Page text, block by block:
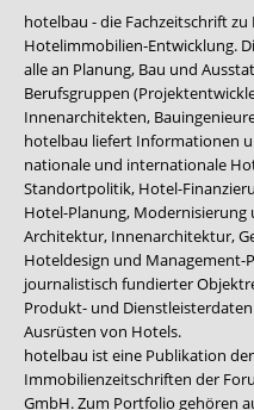
hotelbau - die Fachzeitschrift
Hotelimmobilien-Entwicklung.
alle an Planung, Bau und
Berufsgruppen
Innenarchitekten,
hotelbau liefert Informationen
nationale und internationale
Standortpolitik, Hotel-
Hotel-Planung,
Architektur, Innenarchitektur,
Hoteldesign und
journalistisch fundierter
Produkt- und
Ausrüsten von Hotels.
hotelbau ist eine Publikation
Immobilienzeitschriften der
GmbH. Zum Portfolio gehören